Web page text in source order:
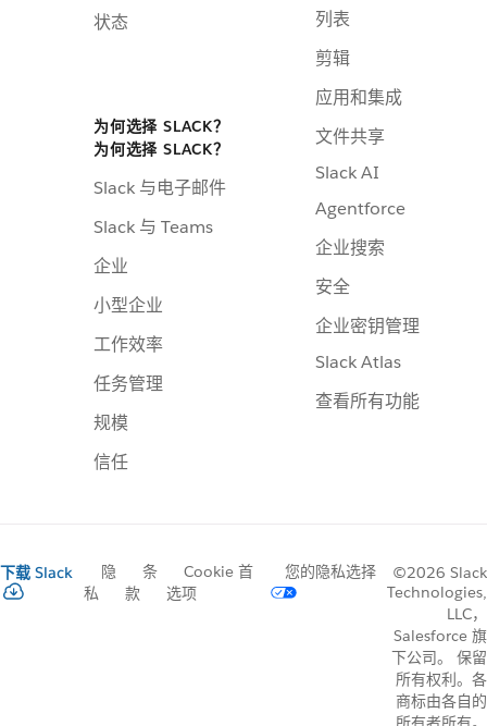
状态
为何选择 SLACK？
为何选择 SLACK？
Slack 与电子邮件
Slack 与 Teams
企业
小型企业
工作效率
任务管理
规模
信任
列表
剪辑
应用和集成
文件共享
Slack AI
Agentforce
企业搜索
安全
企业密钥管理
Slack Atlas
查看所有功能
下载 Slack
隐
私
条
款
Cookie 首
选项
您的隐私选择
©2026 Slack
Technologies,
LLC，
Salesforce 旗
下公司。 保留
所有权利。各
商标由各自的